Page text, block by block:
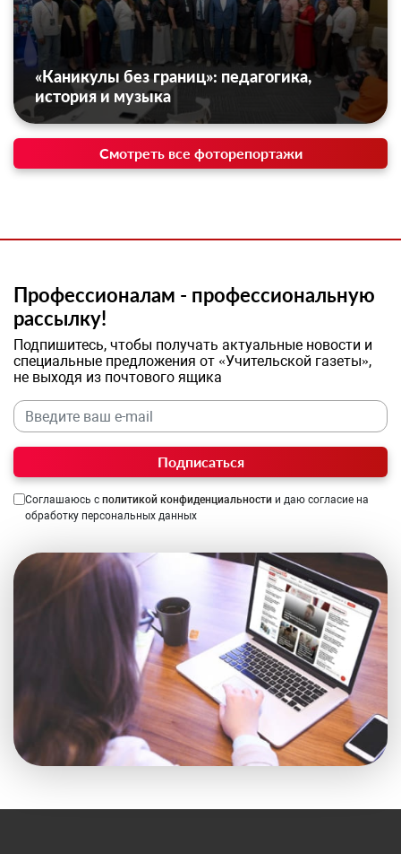
«Каникулы без границ»: педагогика,
история и музыка
Смотреть все фоторепортажи
Профессионалам - профессиональную
рассылку!
Подпишитесь, чтобы получать актуальные новости и
специальные предложения от «Учительской газеты»,
не выходя из почтового ящика
Подписаться
Соглашаюсь с политикой конфиденциальности и даю согласие на
обработку персональных данных